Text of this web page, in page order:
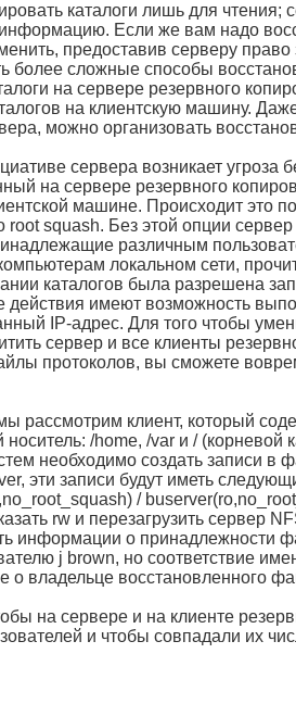
каталоги лишь для чтения;
Если же вам надо
предоставив серверу
более сложные способы
на сервере резервного
на клиентскую машину.
можно организовать
сервера возникает угроза
на сервере резервного
машине. Происходит это
root squash. Без этой опции
различным
локальном сети,
каталогов была разрешена
имеют возможность
IP-адрес. Для того чтобы
сервер и все клиенты
протоколов, вы сможете
рассмотрим клиент, который
/home, /var и / (корневой
необходимо создать записи в
эти записи будут иметь
/
rw и перезагрузить сервер
информации о принадлежности
j brown, но соответствие
о владельце восстановленного
на сервере и на клиенте
и чтобы совпадали их